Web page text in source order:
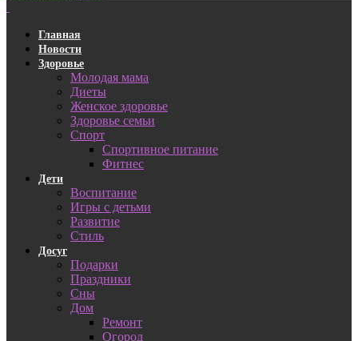
Главная
Новости
Здоровье
Молодая мама
Диеты
Женское здоровье
Здоровье семьи
Спорт
Спортивное питание
Фитнес
Дети
Воспитание
Игры с детьми
Развитие
Стиль
Досуг
Подарки
Праздники
Сны
Дом
Ремонт
Огород